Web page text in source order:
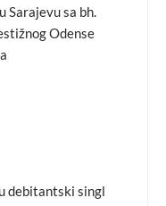
Sarajevu sa bh.
Odense
debitantski singl